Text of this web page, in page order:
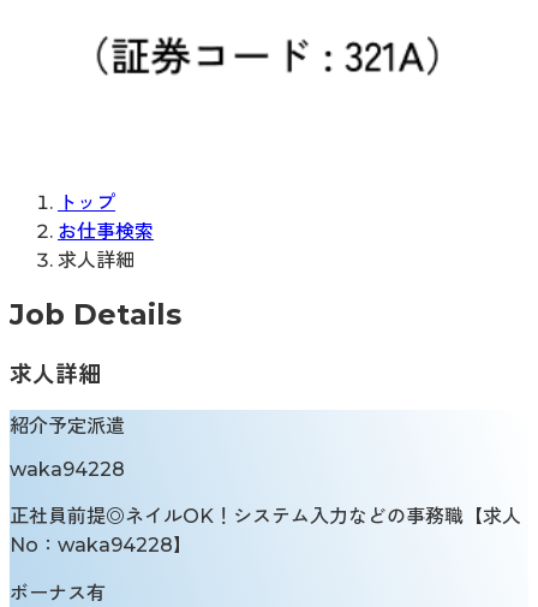
トップ
お仕事検索
求人詳細
Job Details
求人詳細
紹介予定派遣
waka94228
正社員前提◎ネイルOK！システム入力などの事務職【求人
No：waka94228】
ボーナス有